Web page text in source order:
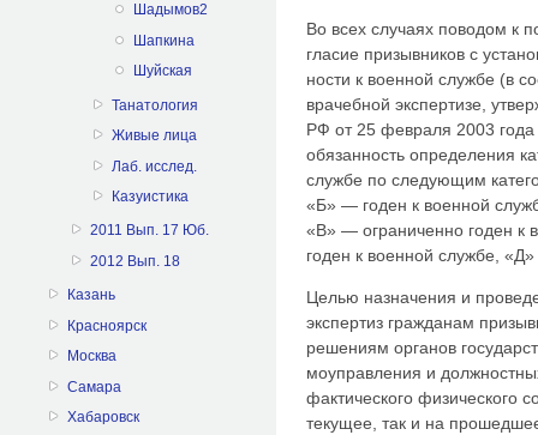
Шадымов2
Шапкина
Шуйская
Танатология
Живые лица
Лаб. исслед.
Казуистика
2011 Вып. 17 Юб.
2012 Вып. 18
Казань
Красноярск
Москва
Самара
Хабаровск
Во всех случаях поводом к
гласие призывников с
ности к военной службе (в
вра­чебной экспертизе,
РФ от 25 февраля 2003
обязан­ность определения
службе по следующим
«Б» — годен к военной
«В» — ограничен­но годен к
годен к военной службе,
Целью назначения и
экспертиз гражданам
решениям органов
моуправления и
фактического физического
текущее, так и на